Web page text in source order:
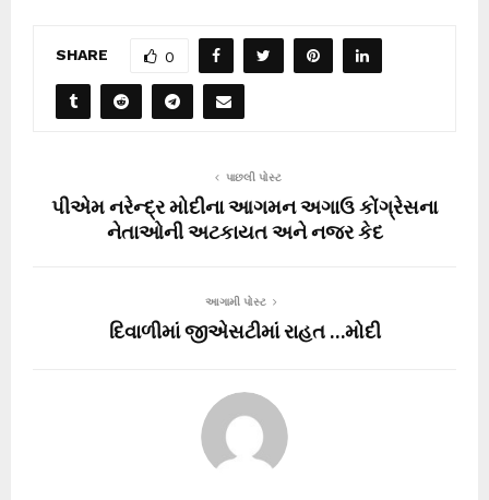
SHARE 0
પાછલી પોસ્ટ
પીએમ નરેન્દ્ર મોદીના આગમન અગાઉ કોંગ્રેસના
નેતાઓની અટકાયત અને નજર કેદ
આગામી પોસ્ટ
દિવાળીમાં જીએસટીમાં રાહત …મોદી